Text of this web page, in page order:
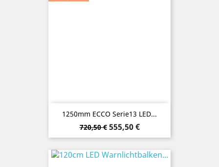
1250mm ECCO Serie13 LED...
Verkaufspreis
720,50 € Preis
555,50 €